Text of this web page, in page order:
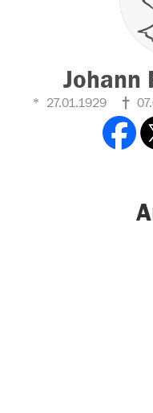
Johann
27.01.1929